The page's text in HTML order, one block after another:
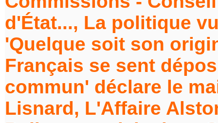
d'État..., La politique
'Quelque soit son
Français se sent
commun' déclare le
Lisnard, L'Affaire